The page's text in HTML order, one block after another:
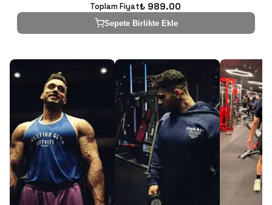
Toplam Fiyat₺ 989.00
Sepete Birlikte Ekle